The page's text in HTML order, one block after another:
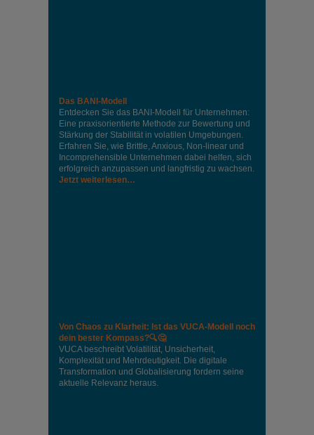
Das BANI-Modell
Entdecken Sie das BANI-Modell für Unternehmen:
Eine praxisorientierte Methode zur Bewertung und
Stärkung der Stabilität in volatilen Umgebungen.
Erfahren Sie, wie Brittle, Anxious, Non-linear und
Incomprehensible Unternehmen dabei helfen, sich
erfolgreich anzupassen und langfristig zu wachsen.
Jetzt weiterlesen…
Von Chaos zu Klarheit: Ist das VUCA-Modell noch
dein bester Kompass?🔍🤔
VUCA beschreibt Volatilität, Unsicherheit,
Komplexität und Mehrdeutigkeit. Die digitale
Transformation und Globalisierung fordern seine
aktuelle Relevanz heraus.